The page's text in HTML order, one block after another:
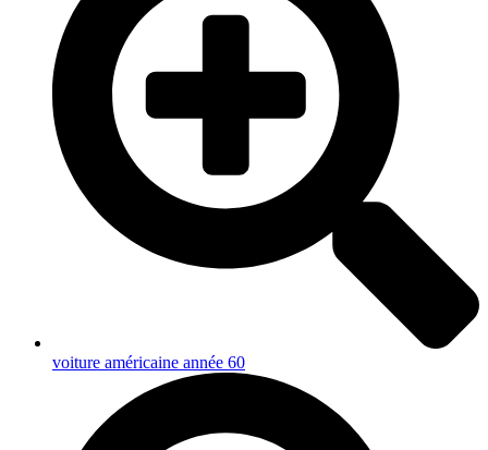
voiture américaine année 60